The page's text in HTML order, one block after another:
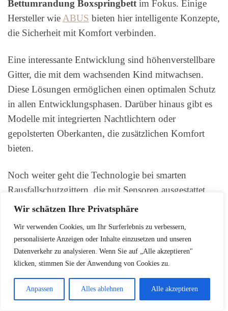
Wir schätzen Ihre Privatsphäre
Wir verwenden Cookies, um Ihr Surferlebnis zu verbessern,
personalisierte Anzeigen oder Inhalte einzusetzen und unseren
Datenverkehr zu analysieren. Wenn Sie auf „Alle akzeptieren"
klicken, stimmen Sie der Anwendung von Cookies zu.
Anpassen Alles ablehnen Alle akzeptieren
Bettumrandung Boxspringbett im Fokus. Einige
Hersteller wie ABUS bieten hier intelligente Konzepte,
die Sicherheit mit Komfort verbinden.
Eine interessante Entwicklung sind höhenverstellbare
Gitter, die mit dem wachsenden Kind mitwachsen.
Diese Lösungen ermöglichen einen optimalen Schutz
in allen Entwicklungsphasen. Darüber hinaus gibt es
Modelle mit integrierten Nachtlichtern oder
gepolsterten Oberkanten, die zusätzlichen Komfort
bieten.
Noch weiter geht die Technologie bei smarten
Rausfallschutzgittern, die mit Sensoren ausgestattet
sind. Diese erkennen Bewegungen und warnen die
Solche modernen Sicherheitssysteme vereinen Schutz,
Technologie und Benutzerfreundlichkeit auf
innovative Weise.
Insgesamt bietet der Markt für
Sicherheitsränder Bett